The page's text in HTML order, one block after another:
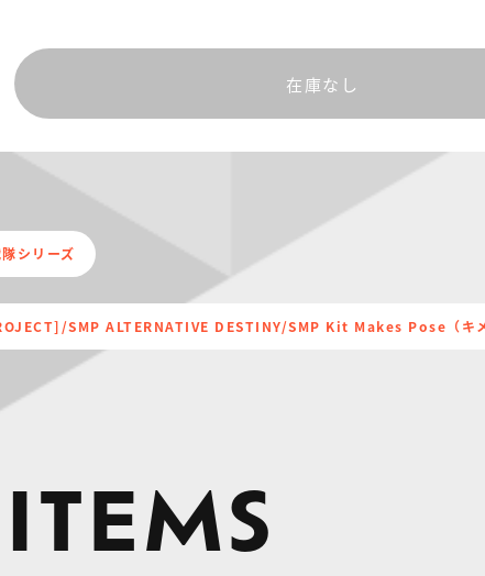
在庫なし
シリーズ
SMP ALTERNATIVE DESTINY/SMP Kit Makes Pose（キ